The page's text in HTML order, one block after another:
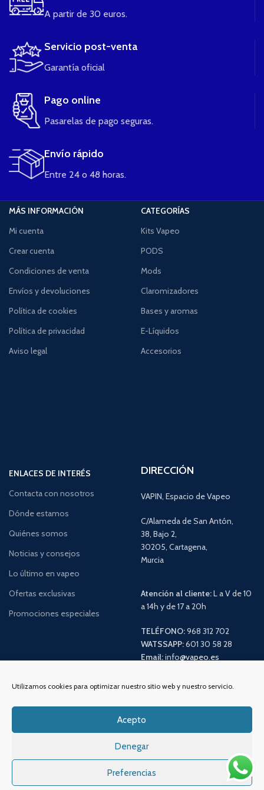
Utilizamos cookies para optimizar nuestro sitio web y nuestro servicio.
Acepto
Denegar
Preferencias
A partir de 30 euros.
Servicio post-venta
Garantía oficial
Pago online
Pasarelas de pago seguras.
Envío rápido
Entre 24 o 48 horas.
MÁS INFORMACIÓN
Mi cuenta
Crear cuenta
Condiciones de venta
Envíos y devoluciones
Política de cookies
Política de privacidad
Aviso legal
CATEGORÍAS
Kits Vapeo
PODS
Mods
Claromizadores
Bases y aromas
E-Líquidos
Accesorios
ENLACES DE INTERÉS
Contacta con nosotros
Dónde estamos
Quiénes somos
Noticias y consejos
Lo último en vapeo
Ofertas exclusivas
Promociones especiales
DIRECCIÓN
VAPIN, Espacio de Vapeo
C/Alameda de San Antón,
38, Bajo 2,
30205, Cartagena,
Murcia
Atención al cliente:L a V de 10
a 14h y de 17 a 20h
TELÉFONO:968 312 702
WATSSAPP:601 30 58 28
Email:info@vapeo.es